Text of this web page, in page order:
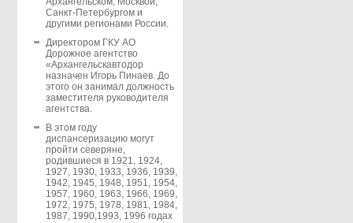
Санкт-Петербургом и
другими регионами России.
Директором ГКУ АО
Дорожное агентство
«Архангельскавтодор
назначен Игорь Пинаев. До
этого он занимал должность
заместителя руководителя
агентства.
В этом году
диспансеризацию могут
пройти северяне,
родившиеся в 1921, 1924,
1927, 1930, 1933, 1936, 1939,
1942, 1945, 1948, 1951, 1954,
1957, 1960, 1963, 1966, 1969,
1972, 1975, 1978, 1981, 1984,
1987, 1990,1993, 1996 годах